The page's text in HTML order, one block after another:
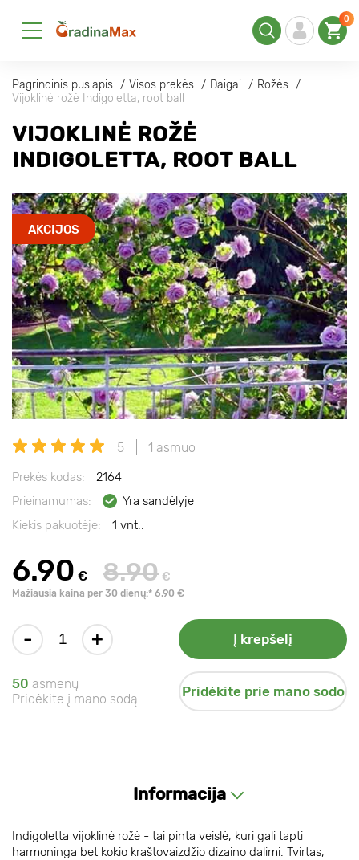
0
Pagrindinis puslapis Visos prekės Daigai
Rožės
Vijoklinė rožė Indigoletta, root ball
VIJOKLINĖ ROŽĖ
INDIGOLETTA, ROOT BALL
AKCIJOS
5 1 asmuo
Prekės kodas:
2164
Prieinamumas:
Yra sandėlyje
Kiekis pakuotėje:
1 vnt..
6.90 € 8.90 €
Mažiausia kaina per 30 dienų:* 6.90 €
- + Į krepšelį
50 asmenų
Pridėkite į mano sodą
Pridėkite prie mano sodo
Informacija
Indigoletta vijoklinė rožė - tai pinta veislė, kuri gali tapti
harmoninga bet kokio kraštovaizdžio dizaino dalimi. Tvirtas,